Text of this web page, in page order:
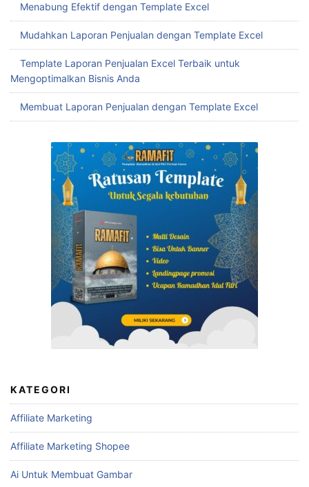
Menabung Efektif dengan Template Excel
Mudahkan Laporan Penjualan dengan Template Excel
Template Laporan Penjualan Excel Terbaik untuk
Mengoptimalkan Bisnis Anda
Membuat Laporan Penjualan dengan Template Excel
KATEGORI
Affiliate Marketing
Affiliate Marketing Shopee
Ai Untuk Membuat Gambar